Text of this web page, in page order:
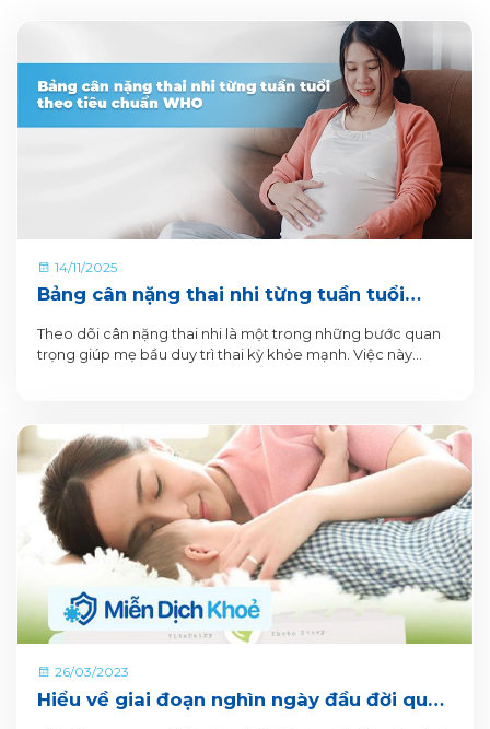
14/11/2025
Bảng cân nặng thai nhi từng tuần tuổi
Theo dõi cân nặng thai nhi là một trong những bước quan
trọng giúp mẹ bầu duy trì thai kỳ khỏe mạnh. Việc này
biến chứng trong thai kỳ, khi sinh và cả giai đoạn hậu sản.
26/03/2023
Hiểu về giai đoạn nghìn ngày đầu đời qua